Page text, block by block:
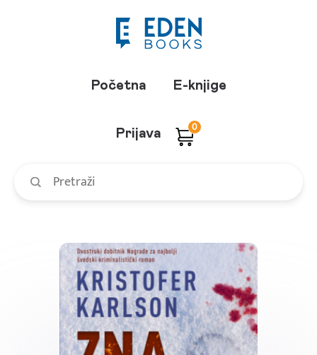
Početna E-knjige
Prijava 0